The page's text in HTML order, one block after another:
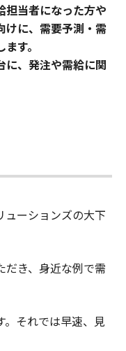
担当者になった方や
けに、需要予測・需
す。
に、発注や需給に関
ーションズの大下
だき、身近な例で需
それでは早速、見